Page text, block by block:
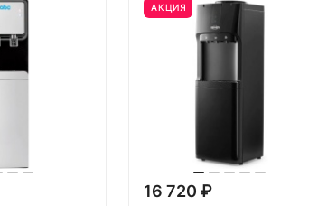
АКЦИЯ
16 720 ₽